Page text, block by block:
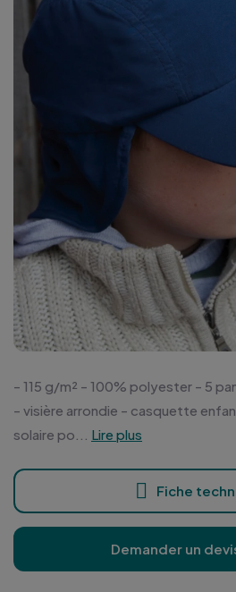
- 115 g/m² - 100% polyester - 5
- visière arrondie - casquette
solaire po...
Lire plus
Fiche
Demander un